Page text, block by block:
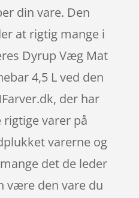
din vare. Den
at rigtig mange i
Dyrup Væg Mat
4,5 L ved den
der har
varer på
varerne og
det de leder
være den vare du